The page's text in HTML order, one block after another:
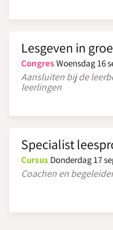
Lesgeven in
Congres Woensdag 16
Aansluiten bij de
leerlingen
Specialist
Cursus Donderdag 17
Coachen en